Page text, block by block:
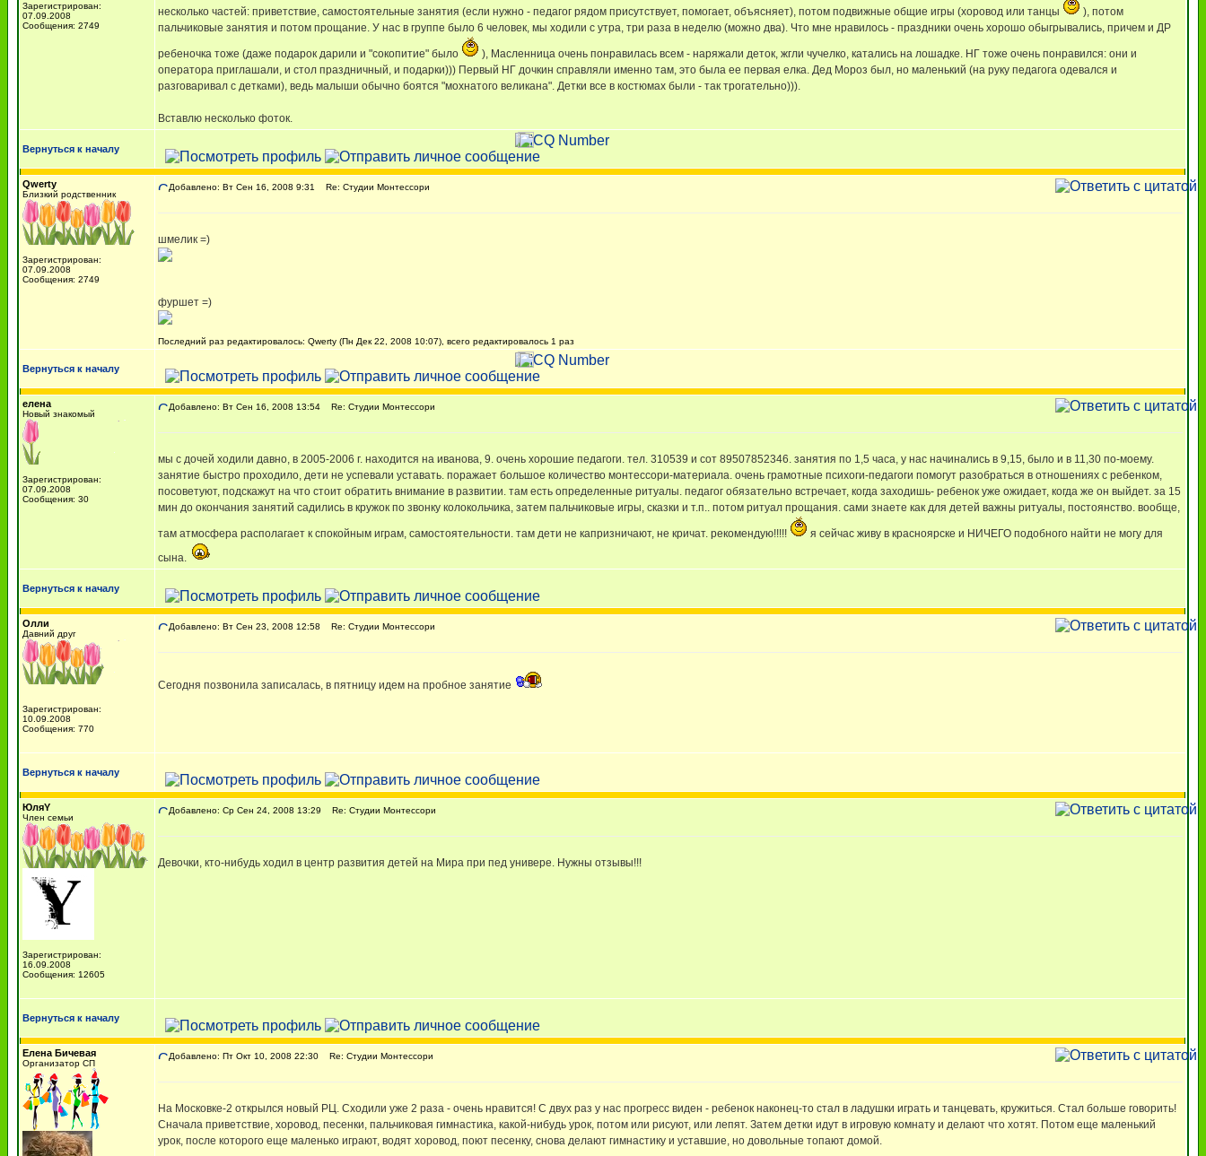
Зарегистрирован:
07.09.2008
Сообщения: 2749
несколько частей: приветствие, самостоятельные занятия (если нужно - педагог рядом присутствует, помогает, объясняет), потом подвижные общие игры (хоровод или танцы
), потом
пальчиковые занятия и потом прощание. У нас в группе было 6 человек, мы ходили с утра, три раза в неделю (можно два). Что мне нравилось - праздники очень хорошо обыгрывались, причем и ДР
ребеночка тоже (даже подарок дарили и "сокопитие" было
), Масленница очень понравилась всем - наряжали деток, жгли чучелко, катались на лошадке. НГ тоже очень понравился: они и
оператора приглашали, и стол праздничный, и подарки))) Первый НГ дочкин справляли именно там, это была ее первая елка. Дед Мороз был, но маленький (на руку педагога одевался и
разговаривал с детками), ведь малыши обычно боятся "мохнатого великана". Детки все в костюмах были - так трогательно))).
Вставлю несколько фоток.
Вернуться к началу
Qwerty
Близкий родственник
Зарегистрирован:
07.09.2008
Сообщения: 2749
Добавлено: Вт Сен 16, 2008 9:31 Re: Студии Монтессори
шмелик =)
фуршет =)
Последний раз редактировалось: Qwerty (Пн Дек 22, 2008 10:07), всего редактировалось 1 раз
Вернуться к началу
елена
Новый знакомый
Зарегистрирован:
07.09.2008
Сообщения: 30
Добавлено: Вт Сен 16, 2008 13:54 Re: Студии Монтессори
мы с дочей ходили давно, в 2005-2006 г. находится на иванова, 9. очень хорошие педагоги. тел. 310539 и сот 89507852346. занятия по 1,5 часа, у нас начинались в 9,15, было и в 11,30 по-моему.
занятие быстро проходило, дети не успевали уставать. поражает большое количество монтессори-материала. очень грамотные психоги-педагоги помогут разобраться в отношениях с ребенком,
посоветуют, подскажут на что стоит обратить внимание в развитии. там есть определенные ритуалы. педагог обязательно встречает, когда заходишь- ребенок уже ожидает, когда же он выйдет. за 15
мин до окончания занятий садились в кружок по звонку колокольчика, затем пальчиковые игры, сказки и т.п.. потом ритуал прощания. сами знаете как для детей важны ритуалы, постоянство. вообще,
там атмосфера располагает к спокойным играм, самостоятельности. там дети не капризничают, не кричат. рекомендую!!!!!
я сейчас живу в красноярске и НИЧЕГО подобного найти не могу для
сына.
Вернуться к началу
Олли
Давний друг
Зарегистрирован:
10.09.2008
Сообщения: 770
Добавлено: Вт Сен 23, 2008 12:58 Re: Студии Монтессори
Сегодня позвонила записалась, в пятницу идем на пробное занятие
Вернуться к началу
ЮляY
Член семьи
Зарегистрирован:
16.09.2008
Сообщения: 12605
Добавлено: Ср Сен 24, 2008 13:29 Re: Студии Монтессори
Девочки, кто-нибудь ходил в центр развития детей на Мира при пед универе. Нужны отзывы!!!
Вернуться к началу
Елена Бичевая
Организатор СП
Добавлено: Пт Окт 10, 2008 22:30 Re: Студии Монтессори
На Московке-2 открылся новый РЦ. Сходили уже 2 раза - очень нравится! С двух раз у нас прогресс виден - ребенок наконец-то стал в ладушки играть и танцевать, кружиться. Стал больше говорить!
Сначала приветствие, хоровод, песенки, пальчиковая гимнастика, какой-нибудь урок, потом или рисуют, или лепят. Затем детки идут в игровую комнату и делают что хотят. Потом еще маленький
урок, после которого еще маленько играют, водят хоровод, поют песенку, снова делают гимнастику и уставшие, но довольные топают домой.